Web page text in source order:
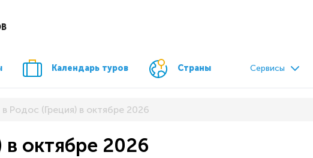
Календарь туров Страны Сервисы
Родос (Греция) в октябре 2026
октябре 2026